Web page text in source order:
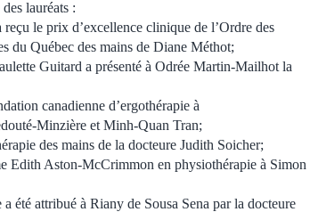
lauréats :
reçu le prix d’excellence clinique de l’Ordre des
du Québec des mains de Diane Méthot;
Guitard a présenté à Odrée Martin-Mailhot la
canadienne d’ergothérapie à
Minzière et Minh-Quan Tran;
des mains de la docteure Judith Soicher;
Edith Aston-McCrimmon en physiothérapie à Simon
attribué à Riany de Sousa Sena par la docteure